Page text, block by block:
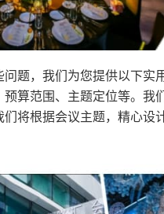
题，我们为您提供以下
算范围、主题定位等。
将根据会议主题，精心